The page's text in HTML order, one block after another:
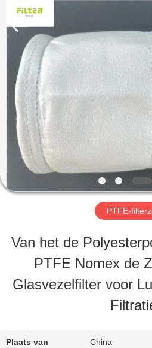
HUIS
PRODUCTEN
OVER
ONS
FABRIEKSREIS
CONTACTEER
ONS
Environmental
Technology
Reserved.
PTFE-
Van het de
PTFE Nomex de
Glasvezelfilter voor
Plaats van
China